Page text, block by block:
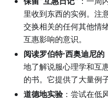
里收到东西的实例。注
交换相关的任何其他情
互惠影响的意识。
阅读罗伯特·西奥迪尼的
地了解说服心理学和互
的书。它提供了大量例
道德地实验：尝试在低